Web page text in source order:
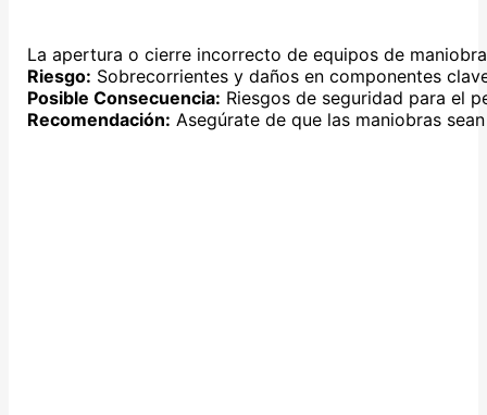
La apertura o cierre incorrecto de equipos de
Riesgo: Sobrecorrientes y daños en componentes
Posible Consecuencia: Riesgos de seguridad para el
Recomendación: Asegúrate de que las maniobras